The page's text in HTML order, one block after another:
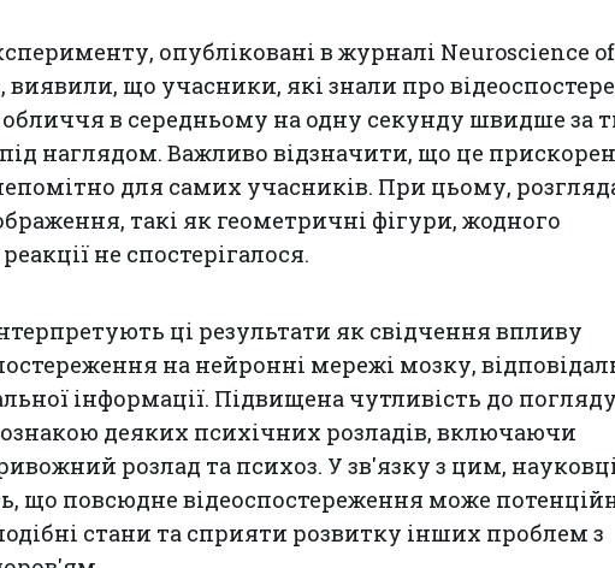
опубліковані в журналі Neuroscience of
виявили, що учасники, які знали про
обличчя в середньому на одну секунду швидше за
наглядом. Важливо відзначити, що це
для самих учасників. При цьому,
такі як геометричні фігури, жодного
не спостерігалося.
ці результати як свідчення впливу
на нейронні мережі мозку,
інформації. Підвищена чутливість до
деяких психічних розладів, включаючи
розлад та психоз. У зв'язку з цим,
що повсюдне відеоспостереження може
стани та сприяти розвитку інших проблем з